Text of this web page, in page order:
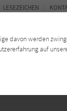
LESEZEICHEN
davon werden
auf